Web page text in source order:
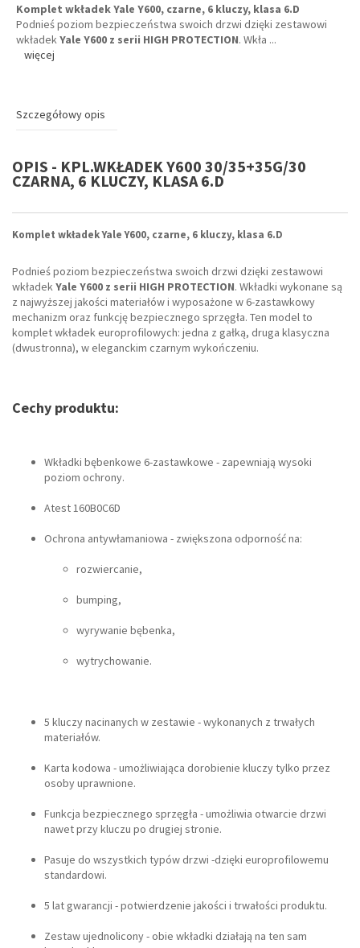
Komplet wkładek Yale Y600, czarne, 6 kluczy, klasa 6.D
Podnieś poziom bezpieczeństwa swoich drzwi dzięki zestawowi
wkładekYale Y600 z serii HIGH PROTECTION. Wkła ...
więcej
Szczegółowy opis
OPIS - KPL.WKŁADEK Y600 30/35+35G/30
CZARNA, 6 KLUCZY, KLASA 6.D
Komplet wkładek Yale Y600, czarne, 6 kluczy, klasa 6.D
Podnieś poziom bezpieczeństwa swoich drzwi dzięki zestawowi
wkładekYale Y600 z serii HIGH PROTECTION. Wkładki wykonane są
z najwyższej jakości materiałów i wyposażone w 6-zastawkowy
mechanizm oraz funkcję bezpiecznego sprzęgła. Ten model to
komplet wkładek europrofilowych: jedna z gałką, druga klasyczna
(dwustronna), w eleganckim czarnym wykończeniu.
Cechy produktu:
Wkładki bębenkowe 6-zastawkowe - zapewniają wysoki
poziom ochrony.
Atest 160B0C6D
Ochrona antywłamaniowa - zwiększona odporność na:
rozwiercanie,
bumping,
wyrywanie bębenka,
wytrychowanie.
5 kluczy nacinanych w zestawie - wykonanych z trwałych
materiałów.
Karta kodowa - umożliwiająca dorobienie kluczy tylko przez
osoby uprawnione.
Funkcja bezpiecznego sprzęgła - umożliwia otwarcie drzwi
nawet przy kluczu po drugiej stronie.
Pasuje do wszystkich typów drzwi -dzięki europrofilowemu
standardowi.
5 lat gwarancji - potwierdzenie jakości i trwałości produktu.
Zestaw ujednolicony - obie wkładki działają na ten sam